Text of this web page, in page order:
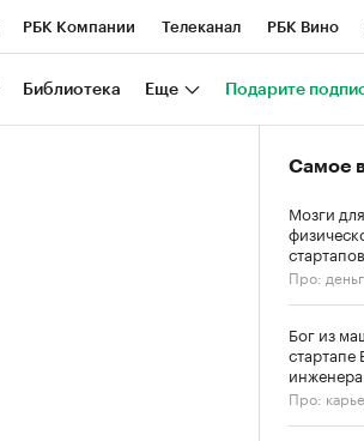
РБК Компании Телеканал РБК Вино
Национальные проекты Город
Библиотека Еще Подарите
Самое
Мозги
стартапов
Про:
Бог из
инженера
Про: